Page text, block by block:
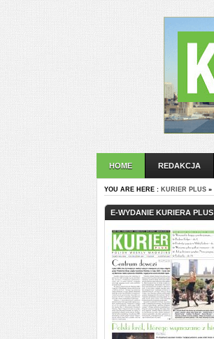
HOME REDAKCJA
YOU ARE HERE : KURIER PLUS »
E-WYDANIE KURIERA PLUS